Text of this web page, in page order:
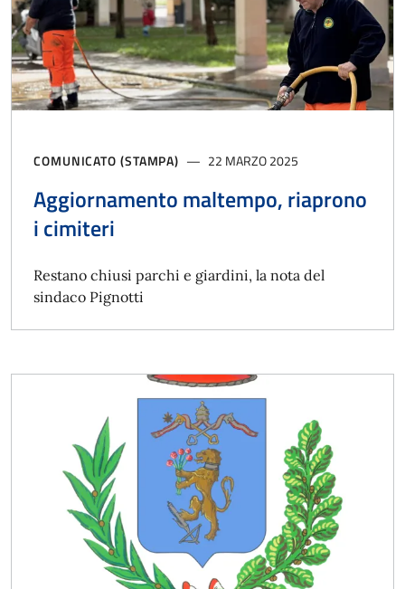
COMUNICATO (STAMPA) 22 MARZO 2025
Aggiornamento maltempo, riaprono
i cimiteri
Restano chiusi parchi e giardini, la nota del
sindaco Pignotti